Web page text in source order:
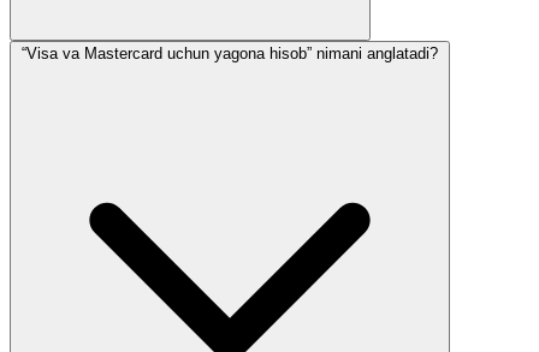
“Visa va Mastercard uchun yagona hisob” nimani anglatadi?